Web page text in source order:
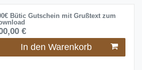
Bütic Gutschein mit Grußtext zum
€
In den Warenkorb